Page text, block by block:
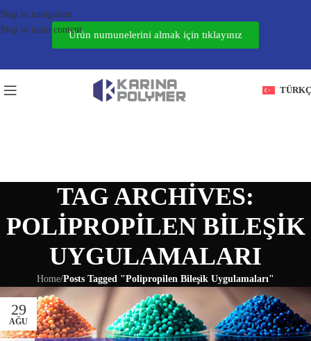
Skip to navigation
Skip to main contentÜrün numunelerini almak için tıklayınız
TAG ARCHIVES:
POLIPROPILEN BILEŞIK
UYGULAMALARI
Home/Posts Tagged "Polipropilen Bileşik Uygulamaları"
29
AĞU